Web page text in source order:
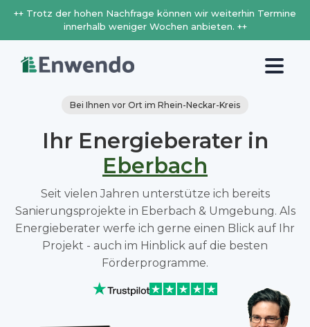
++ Trotz der hohen Nachfrage können wir weiterhin Termine
innerhalb weniger Wochen anbieten. ++
Bei Ihnen vor Ort im Rhein-Neckar-Kreis
Ihr Energieberater in
Eberbach
Seit vielen Jahren unterstütze ich bereits
Sanierungsprojekte in Eberbach & Umgebung. Als
Energieberater werfe ich gerne einen Blick auf Ihr
Projekt - auch im Hinblick auf die besten
Förderprogramme.